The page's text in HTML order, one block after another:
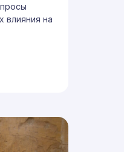
влияния на